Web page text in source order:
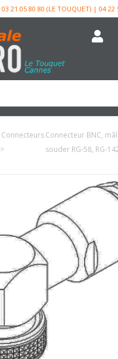
03 21 05 80 80 (LE TOUQUET) | 04 22
Connecteurs
>
Connecteur BNC,
souder RG-58, RG-